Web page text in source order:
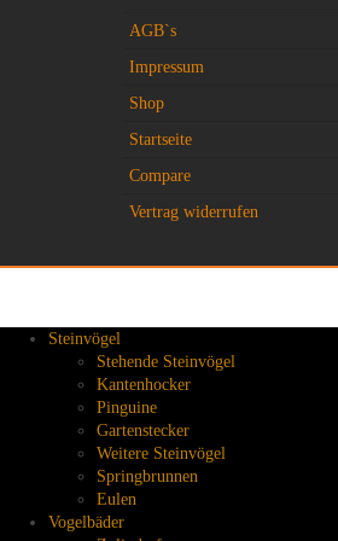
AGB`s
Impressum
Shop
Startseite
Compare
Vertrag widerrufen
Steinvögel
Stehende Steinvögel
Kantenhocker
Pinguine
Gartenstecker
Weitere Steinvögel
Springbrunnen
Eulen
Vogelbäder